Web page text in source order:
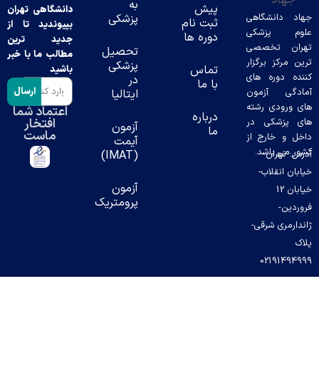
دانشگاهی
پزشکی
تخصصی
مرکز برگزار
دوره های
آزمون
ورودی رشته
پزشکی در
و خارج از
می باشد.
تهران-
انقلاب-
خیابان 12
شرقی-
پیش
ثبت نام
دوره ها
تماس
با ما
درباره
پزشکی
تحصیل
پزشکی
ایتالیا
آزمون
آیمت
آزمون
پرومتریک
دانشگاهی تهران
بپیوندید تا از
جدید ترین
مطالب ما با خبر
باشید
ارسال
اعتماد شما
افتخار
ماست